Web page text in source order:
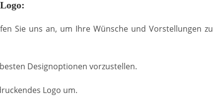
Sie uns an, um Ihre Wünsche und Vorstellungen zu
Designoptionen vorzustellen.
Logo um.